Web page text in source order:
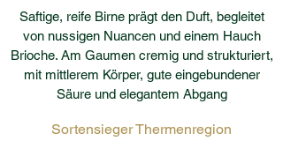
Saftige, reife Birne prägt den Duft, begleitet
von nussigen Nuancen und einem Hauch
Brioche. Am Gaumen cremig und strukturiert,
mit mittlerem Körper, gute eingebundener
Säure und elegantem Abgang
Sortensieger Thermenregion